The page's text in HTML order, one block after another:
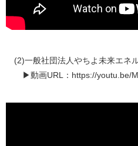
​(2)一般社団法人やちよ未来エネ
▶動画URL：https://youtu.be/